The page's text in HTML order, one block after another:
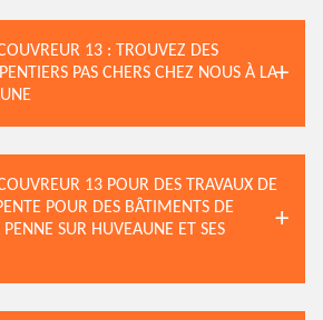
13 : TROUVEZ DES
PAS CHERS CHEZ NOUS À LA
13 POUR DES TRAVAUX DE
POUR DES BÂTIMENTS DE
PENNE SUR HUVEAUNE ET SES